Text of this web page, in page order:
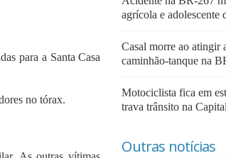
para a Santa Casa
no tórax.
agrícola e adolescente
Casal morre ao atingir
caminhão-tanque na
Motociclista fica em
trava trânsito na Capital
Outras notícias